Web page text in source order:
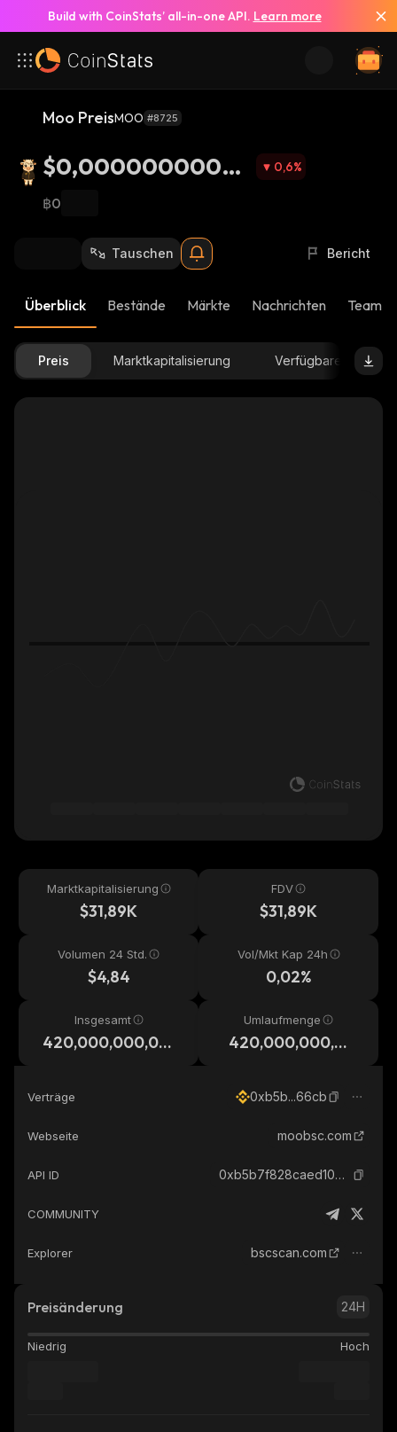
Build with CoinStats’ all-in-one API. Learn more
Moo PreisMOO #8725
$0,00000000007
59
0,6%
฿0
Tauschen Bericht
Überblick Bestände Märkte Nachrichten Team-
Preis Marktkapitalisierung Verfügbare Menge
Marktkapitalisierung
$31,89K
FDV
$31,89K
Volumen 24 Std.
$4,84
Vol/Mkt Kap 24h
0,02%
Insgesamt
420,000,000,00
Umlaufmenge
420,000,000,00
Verträge 0xb5b...66cb
Webseite moobsc.com
API ID 0xb5b7f828caed10db9582bed424ff79809ce766cb_binance_smart
COMMUNITY
Explorer bscscan.com
Preisänderung 24H
Niedrig Hoch